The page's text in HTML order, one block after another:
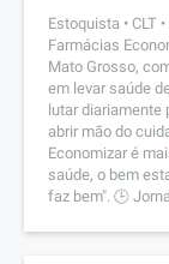
Estoquista • CLT
Farmácias
Mato Grosso,
em levar saúde
lutar diariamente
abrir mão do
Economizar é
saúde, o bem
faz bem". 🕒